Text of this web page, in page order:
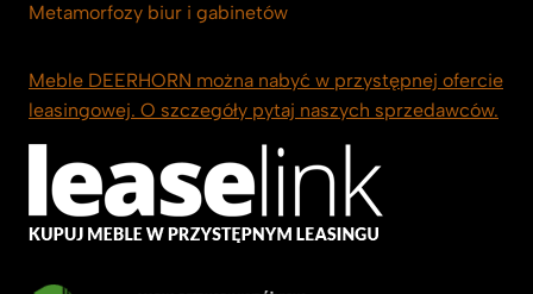
Metamorfozy biur i gabinetów
Meble DEERHORN można nabyć w przystępnej ofercie
leasingowej. O szczegóły pytaj naszych sprzedawców.